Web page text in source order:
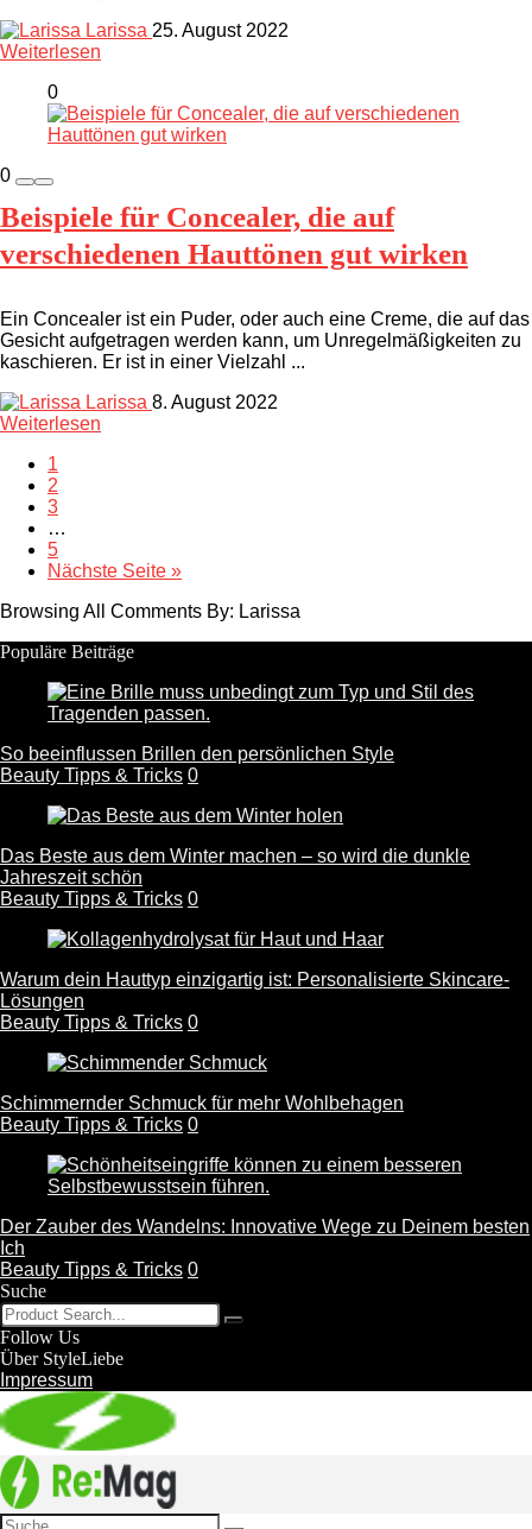
Larissa 25. August 2022
Weiterlesen
0
0
Beispiele für Concealer, die auf
verschiedenen Hauttönen gut wirken
Ein Concealer ist ein Puder, oder auch eine Creme, die auf das
Gesicht aufgetragen werden kann, um Unregelmäßigkeiten zu
kaschieren. Er ist in einer Vielzahl ...
Larissa 8. August 2022
Weiterlesen
1
2
3
…
5
Nächste Seite »
Browsing All Comments By: Larissa
Populäre Beiträge
So beeinflussen Brillen den persönlichen Style
Beauty Tipps & Tricks 0
Das Beste aus dem Winter machen – so wird die dunkle
Jahreszeit schön
Beauty Tipps & Tricks 0
Warum dein Hauttyp einzigartig ist: Personalisierte Skincare-
Lösungen
Beauty Tipps & Tricks 0
Schimmernder Schmuck für mehr Wohlbehagen
Beauty Tipps & Tricks 0
Der Zauber des Wandelns: Innovative Wege zu Deinem besten
Ich
Beauty Tipps & Tricks 0
Suche
Follow Us
Über StyleLiebe
Impressum